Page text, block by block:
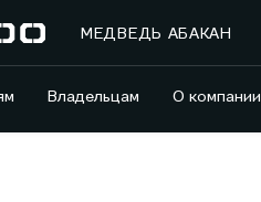
МЕДВЕДЬ АБАКАН
Владельцам О компании